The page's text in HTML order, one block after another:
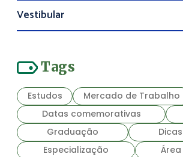
Vestibular
Tags
Estudos Mercado de Trabalho
Datas comemorativas
Graduação
Especialização